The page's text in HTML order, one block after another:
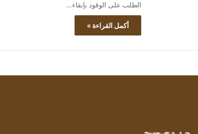
الطلب على الوقود بإبقاء…
أكمل القراءة »